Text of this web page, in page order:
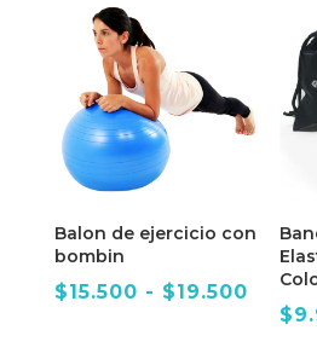
Balon de ejercicio con
bombin
$15.500 - $19.500
$